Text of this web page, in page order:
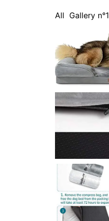
All Gallery n°1